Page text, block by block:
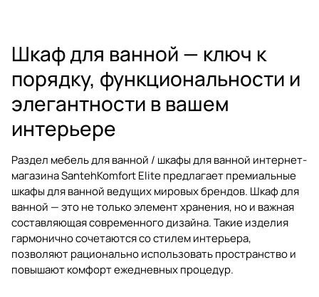
Шкаф для ванной — ключ к
порядку, функциональности и
элегантности в вашем
интерьере
Раздел мебель для ванной / шкафы для ванной интернет-
магазина SantehKomfort Elite предлагает премиальные
шкафы для ванной ведущих мировых брендов. Шкаф для
ванной — это не только элемент хранения, но и важная
составляющая современного дизайна. Такие изделия
гармонично сочетаются со стилем интерьера,
позволяют рационально использовать пространство и
повышают комфорт ежедневных процедур.